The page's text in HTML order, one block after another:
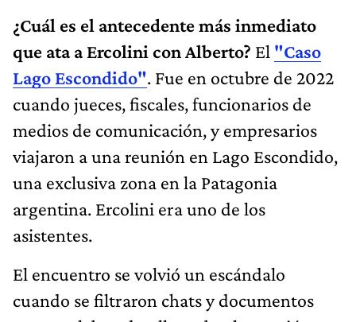
¿Cuál es el antecedente más inmediato
que ata a Ercolini con Alberto? El "Caso
Lago Escondido". Fue en octubre de 2022
cuando jueces, fiscales, funcionarios de
medios de comunicación, y empresarios
viajaron a una reunión en Lago Escondido,
una exclusiva zona en la Patagonia
argentina. Ercolini era uno de los
asistentes.
El encuentro se volvió un escándalo
cuando se filtraron chats y documentos